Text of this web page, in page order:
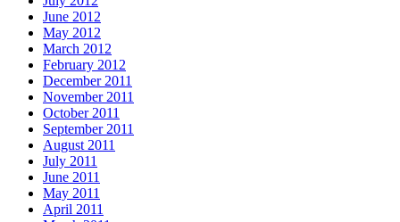
June 2012
May 2012
March 2012
February 2012
December 2011
November 2011
October 2011
September 2011
August 2011
July 2011
June 2011
May 2011
April 2011